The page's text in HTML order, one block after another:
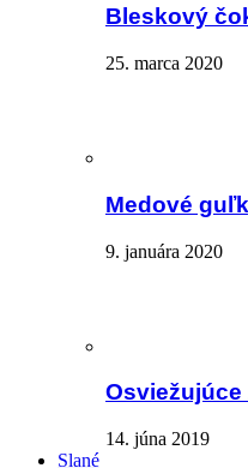
Bleskový
25. marca 2020
Medové
9. januára 2020
Osviežujúce
14. júna 2019
Slané